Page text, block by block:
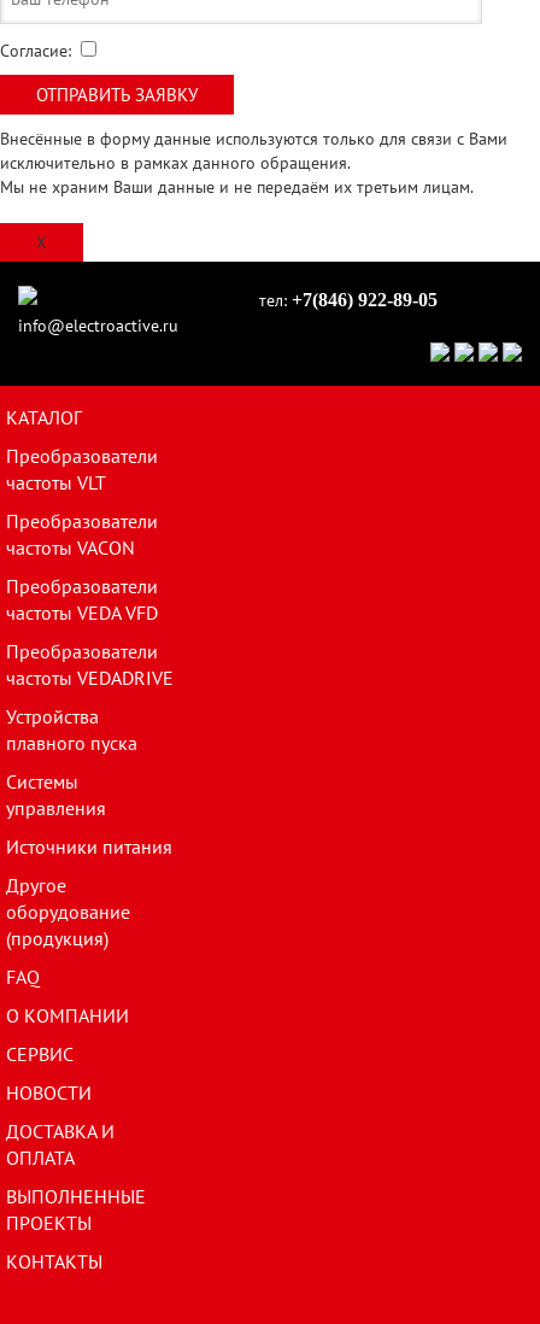
Согласие:
Внесённые в форму данные используются только для связи с Вами
исключительно в рамках данного обращения.
Мы не храним Ваши данные и не передаём их третьим лицам.
X
тел: +7(846) 922-89-05
info@electroactive.ru
КАТАЛОГ
Преобразователи
частоты VLT
Преобразователи
частоты VACON
Преобразователи
частоты VEDA VFD
Преобразователи
частоты VEDADRIVE
Устройства
плавного пуска
Системы
управления
Источники питания
Другое
оборудование
(продукция)
FAQ
О КОМПАНИИ
СЕРВИС
НОВОСТИ
ДОСТАВКА И
ОПЛАТА
ВЫПОЛНЕННЫЕ
ПРОЕКТЫ
КОНТАКТЫ